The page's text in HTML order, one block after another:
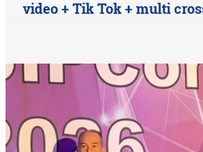
video + Tik Tok + multi